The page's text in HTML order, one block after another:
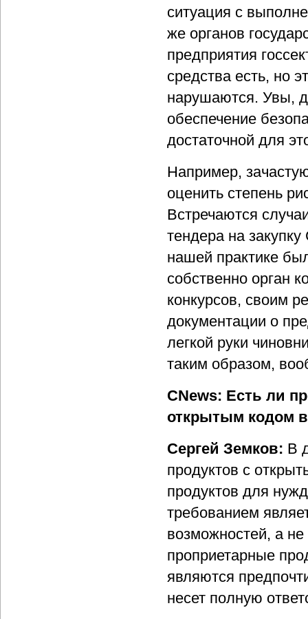
ситуация с
же органов
предприятия
средства есть, но
нарушаются. Увы,
обеспечение
достаточной для
Например,
оценить степень
Встречаются
тендера на
нашей практике
собственно орган
конкурсов, своим
документации о
легкой руки
таким образом,
CNews: Есть ли
открытым кодом
Сергей Земков: В
продуктов с
продуктов для
требованием
возможностей, а не
проприетарные
являются
несет полную